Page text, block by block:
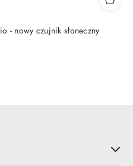
- nowy czujnik słoneczny